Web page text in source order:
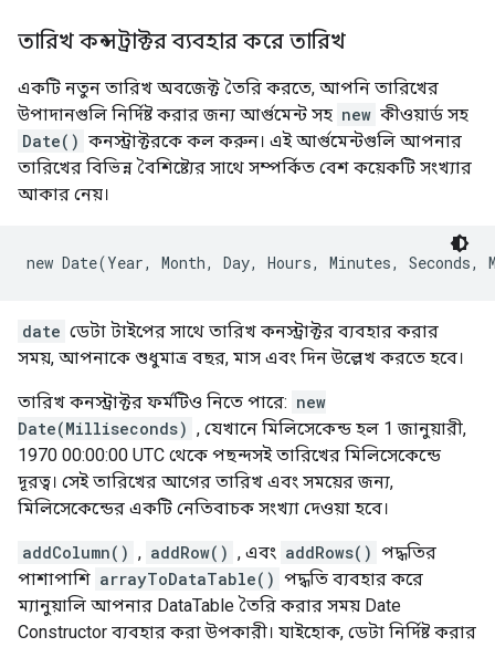
তারিখ কন্সট্রাক্টর ব্যবহার করে তারিখ
একটি নতুন তারিখ অবজেক্ট তৈরি করতে, আপনি তারিখের
উপাদানগুলি নির্দিষ্ট করার জন্য আর্গুমেন্ট সহ new কীওয়ার্ড সহ
Date() কনস্ট্রাক্টরকে কল করুন। এই আর্গুমেন্টগুলি আপনার
তারিখের বিভিন্ন বৈশিষ্ট্যের সাথে সম্পর্কিত বেশ কয়েকটি সংখ্যার
আকার নেয়।
new Date(Year, Month, Day, Hours, Minutes,
date ডেটা টাইপের সাথে তারিখ কনস্ট্রাক্টর ব্যবহার করার
সময়, আপনাকে শুধুমাত্র বছর, মাস এবং দিন উল্লেখ করতে হবে।
তারিখ কনস্ট্রাক্টর ফর্মটিও নিতে পারে: new
Date(Milliseconds) , যেখানে মিলিসেকেন্ড হল 1 জানুয়ারী,
1970 00:00:00 UTC থেকে পছন্দসই তারিখের মিলিসেকেন্ডে
দূরত্ব। সেই তারিখের আগের তারিখ এবং সময়ের জন্য,
মিলিসেকেন্ডের একটি নেতিবাচক সংখ্যা দেওয়া হবে।
addColumn() , addRow() , এবং addRows() পদ্ধতির
পাশাপাশি arrayToDataTable() পদ্ধতি ব্যবহার করে
ম্যানুয়ালি আপনার DataTable তৈরি করার সময় Date
Constructor ব্যবহার করা উপকারী। যাইহোক, ডেটা নির্দিষ্ট করার